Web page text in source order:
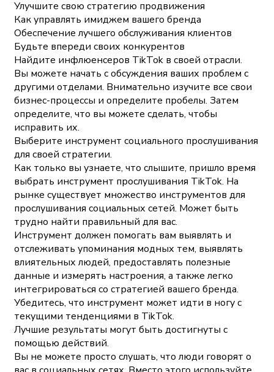
Улучшите свою стратегию продвижения
Как управлять имиджем вашего бренда
Обеспечение лучшего обслуживания клиентов
Будьте впереди своих конкурентов
Найдите инфлюенсеров TikTok в своей отрасли.
Вы можете начать с обсуждения ваших проблем с
другими отделами. Внимательно изучите все свои
бизнес-процессы и определите пробелы. Затем
определите, что вы можете сделать, чтобы
исправить их.
Выберите инструмент социального прослушивания
для своей стратегии.
Как только вы узнаете, что слышите, пришло время
выбрать инструмент прослушивания TikTok. На
рынке существует множество инструментов для
прослушивания социальных сетей. Может быть
трудно найти правильный для вас.
Инструмент должен помогать вам выявлять и
отслеживать упоминания модных тем, выявлять
влиятельных людей, предоставлять полезные
данные и измерять настроения, а также легко
интегрироваться со стратегией вашего бренда.
Убедитесь, что инструмент может идти в ногу с
текущими тенденциями в TikTok.
Лучшие результаты могут быть достигнуты с
помощью действий.
Вы не можете просто слушать, что люди говорят о